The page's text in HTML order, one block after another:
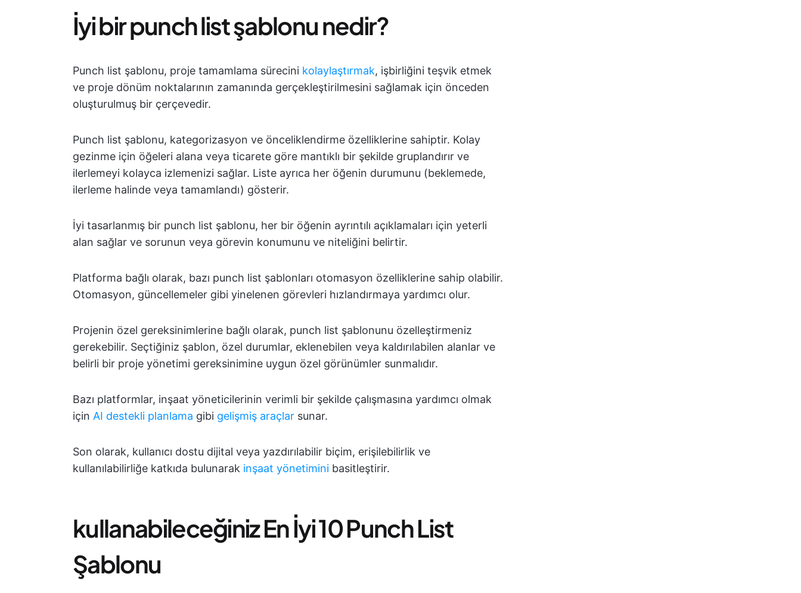
İyi bir punch list şablonu nedir?
Punch list şablonu, proje tamamlama sürecini kolaylaştırmak, işbirliğini teşvik etmek
ve proje dönüm noktalarının zamanında gerçekleştirilmesini sağlamak için önceden
oluşturulmuş bir çerçevedir.
Punch list şablonu, kategorizasyon ve önceliklendirme özelliklerine sahiptir. Kolay
gezinme için öğeleri alana veya ticarete göre mantıklı bir şekilde gruplandırır ve
ilerlemeyi kolayca izlemenizi sağlar. Liste ayrıca her öğenin durumunu (beklemede,
ilerleme halinde veya tamamlandı) gösterir.
İyi tasarlanmış bir punch list şablonu, her bir öğenin ayrıntılı açıklamaları için yeterli
alan sağlar ve sorunun veya görevin konumunu ve niteliğini belirtir.
Platforma bağlı olarak, bazı punch list şablonları otomasyon özelliklerine sahip olabilir.
Otomasyon, güncellemeler gibi yinelenen görevleri hızlandırmaya yardımcı olur.
Projenin özel gereksinimlerine bağlı olarak, punch list şablonunu özelleştirmeniz
gerekebilir. Seçtiğiniz şablon, özel durumlar, eklenebilen veya kaldırılabilen alanlar ve
belirli bir proje yönetimi gereksinimine uygun özel görünümler sunmalıdır.
Bazı platformlar, inşaat yöneticilerinin verimli bir şekilde çalışmasına yardımcı olmak
için AI destekli planlama gibi gelişmiş araçlar sunar.
Son olarak, kullanıcı dostu dijital veya yazdırılabilir biçim, erişilebilirlik ve
kullanılabilirliğe katkıda bulunarak inşaat yönetimini basitleştirir.
kullanabileceğiniz En İyi 10 Punch List
Şablonu